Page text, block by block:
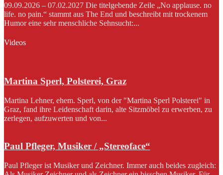
09.09.2026 – 07.02.2027 Die titelgebende Zeile „No applause. no
life. no pain.“ stammt aus The End und beschreibt mit trockenem
Humor eine sehr menschliche Sehnsucht:...
Videos
Martina Sperl, Polsterei, Graz
Martina Lehner, ehem. Sperl, von der "Martina Sperl Polsterei" in
Graz, fand ihre Leidenschaft darin, alte Sitzmöbel zu erwerben, zu
zerlegen, aufzuwerten und von...
Paul Pfleger, Musiker / „Stereoface“
Paul Pfleger ist Musiker und Zeichner. Immer auch beides zugleich: